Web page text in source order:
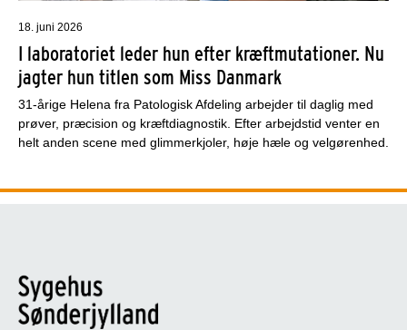
18. juni 2026
I laboratoriet leder hun efter kræftmutationer. Nu
jagter hun titlen som Miss Danmark
31-årige Helena fra Patologisk Afdeling arbejder til daglig med
prøver, præcision og kræftdiagnostik. Efter arbejdstid venter en
helt anden scene med glimmerkjoler, høje hæle og velgørenhed.